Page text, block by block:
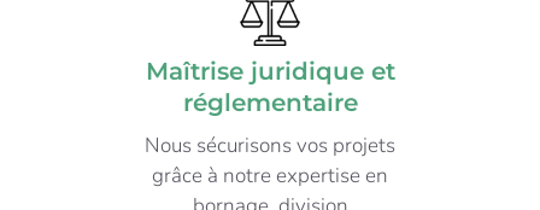
Maîtrise juridique et
réglementaire
Nous sécurisons vos projets
grâce à notre expertise en